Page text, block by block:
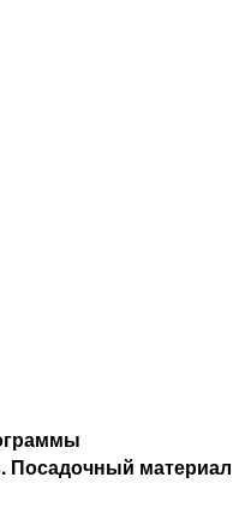
Посадочный материал